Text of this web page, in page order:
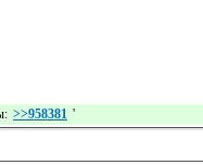
>>958381 '